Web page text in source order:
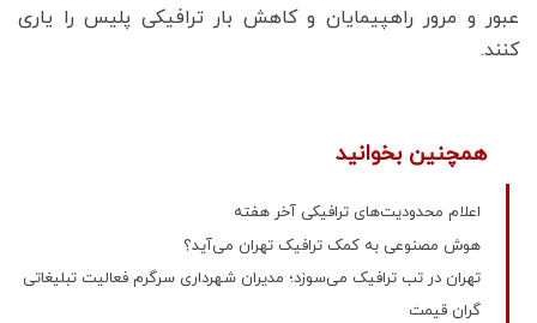
عبور و مرور راهپیمایان و کاهش بار ترافیکی پلیس را یاری
کنند.
همچنین بخوانید
اعلام محدودیت‌های ترافیکی آخر هفته
هوش مصنوعی به کمک ترافیک تهران می‌آید؟
تهران در تب ترافیک می‌سوزد؛ مدیران شهرداری سرگرم فعالیت تبلیغاتی
گران قیمت